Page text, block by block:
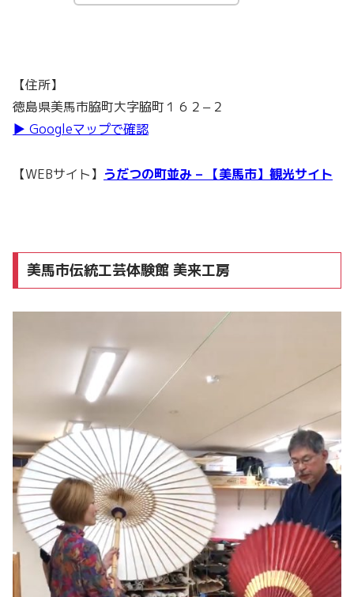
【住所】
徳島県美馬市脇町大字脇町１６２−２
▶︎ Googleマップで確認
【WEBサイト】 うだつの町並み – 【美馬市】観光サイト
美馬市伝統工芸体験館 美来工房